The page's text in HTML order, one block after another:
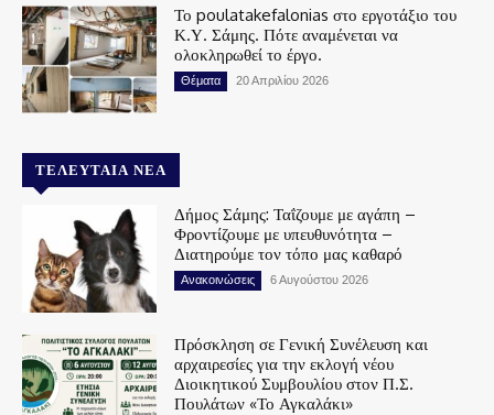
Το poulatakefalonias στο εργοτάξιο του
Κ.Υ. Σάμης. Πότε αναμένεται να
ολοκληρωθεί το έργο.
Θέματα 20 Απριλίου 2026
ΤΕΛΕΥΤΑΊΑ ΝΈΑ
Δήμος Σάμης: Ταΐζουμε με αγάπη –
Φροντίζουμε με υπευθυνότητα –
Διατηρούμε τον τόπο μας καθαρό
Ανακοινώσεις 6 Αυγούστου 2026
Πρόσκληση σε Γενική Συνέλευση και
αρχαιρεσίες για την εκλογή νέου
Διοικητικού Συμβουλίου στον Π.Σ.
Πουλάτων «Το Αγκαλάκι»